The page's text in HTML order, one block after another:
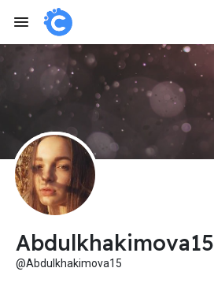
Abdulkhakimova15
@Abdulkhakimova15